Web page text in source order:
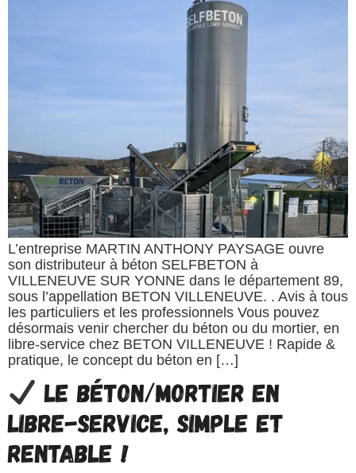
L’entreprise MARTIN ANTHONY PAYSAGE ouvre
son distributeur à béton SELFBETON à
VILLENEUVE SUR YONNE dans le département 89,
sous l’appellation BETON VILLENEUVE. . Avis à tous
les particuliers et les professionnels Vous pouvez
désormais venir chercher du béton ou du mortier, en
libre-service chez BETON VILLENEUVE ! Rapide &
pratique, le concept du béton en […]
Le béton/mortier en
libre-service, simple et
rentable !